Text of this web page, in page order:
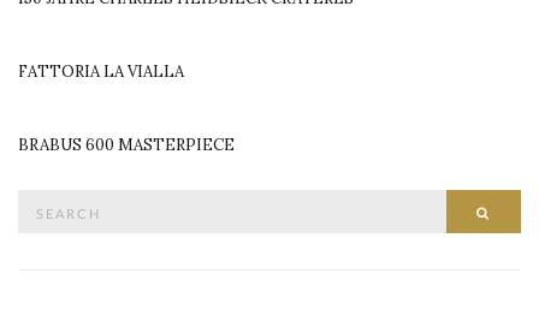
FATTORIA LA VIALLA
BRABUS 600 MASTERPIECE